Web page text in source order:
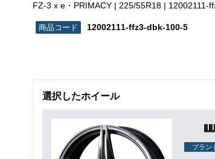
FZ-3 x e・PRIMACY | 225/55R18 | 12002111-
12002111-ffz3-dbk-100-5
選択したホイール
ブラン